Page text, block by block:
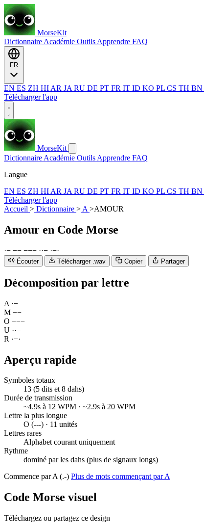
MorseKit
Dictionnaire Académie Outils Apprendre FAQ
EN ES ZH HI AR JA RU DE PT FR IT ID KO PL CS TH BN
Télécharger l'app
MorseKit
Dictionnaire Académie Outils Apprendre FAQ
Langue
EN ES ZH HI AR JA RU DE PT FR IT ID KO PL CS TH BN
Télécharger l'app
Accueil > Dictionnaire > A >AMOUR
Amour en Code Morse
·− −− −−− ··− ·−·
Écouter Télécharger .wav Copier Partager
Décomposition par lettre
A ·−
M −−
O −−−
U ··−
R ·−·
Aperçu rapide
Symboles totaux
13 (5 dits et 8 dahs)
Durée de transmission
~4.9s à 12 WPM · ~2.9s à 20 WPM
Lettre la plus longue
O (---) · 11 unités
Lettres rares
Alphabet courant uniquement
Rythme
dominé par les dahs (plus de signaux longs)
Commence par A (.-) Plus de mots commençant par A
Code Morse visuel
Téléchargez ou partagez ce design